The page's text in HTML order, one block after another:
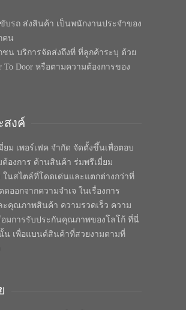
บรถ ส่งสินค้า เป็นพนักงานประจำของ
คน
ชน บริการจัดส่งถึงที่ ที่ลูกค้าระบุ ด้วย
To Door หรือตามความต้องการของ
สงค์
ยม เพอร์เฟค จำกัด จัดตั้งขึ้นเพื่อตอบ
ต้องการ ด้านสินค้า ร่มพรีเมี่ยม
ในสไตล์ที่โดดเด่นและแตกต่างกว่าที่
ดออกจากความจำเจ ในเรื่องการ
ะคุณภาพสินค้า ความรวดเร็ว ความ
อมการรับประกันคุณภาพของโลโก้ ที่นี่
น เพื่อแบนด์สินค้าที่สวยงามตามที่